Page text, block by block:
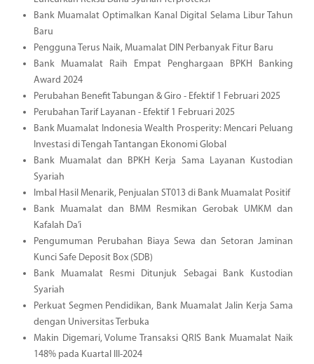
Bank Muamalat Optimalkan Kanal Digital Selama Libur Tahun
Baru
Pengguna Terus Naik, Muamalat DIN Perbanyak Fitur Baru
Bank Muamalat Raih Empat Penghargaan BPKH Banking
Award 2024
Perubahan Benefit Tabungan & Giro - Efektif 1 Februari 2025
Perubahan Tarif Layanan - Efektif 1 Februari 2025
Bank Muamalat Indonesia Wealth Prosperity: Mencari Peluang
Investasi di Tengah Tantangan Ekonomi Global
Bank Muamalat dan BPKH Kerja Sama Layanan Kustodian
Syariah
Imbal Hasil Menarik, Penjualan ST013 di Bank Muamalat Positif
Bank Muamalat dan BMM Resmikan Gerobak UMKM dan
Kafalah Da’i
Pengumuman Perubahan Biaya Sewa dan Setoran Jaminan
Kunci Safe Deposit Box (SDB)
Bank Muamalat Resmi Ditunjuk Sebagai Bank Kustodian
Syariah
Perkuat Segmen Pendidikan, Bank Muamalat Jalin Kerja Sama
dengan Universitas Terbuka
Makin Digemari, Volume Transaksi QRIS Bank Muamalat Naik
148% pada Kuartal III-2024